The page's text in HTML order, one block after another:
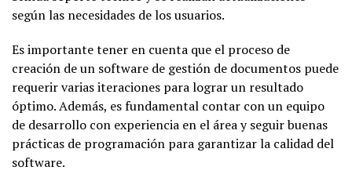
según las necesidades de los usuarios.
Es importante tener en cuenta que el proceso de
creación de un software de gestión de documentos puede
requerir varias iteraciones para lograr un resultado
óptimo. Además, es fundamental contar con un equipo
de desarrollo con experiencia en el área y seguir buenas
prácticas de programación para garantizar la calidad del
software.